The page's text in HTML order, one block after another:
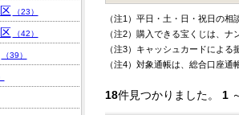
（注1）平日・土・日・祝日の
（注2）購入できる宝くじは、ナ
（注3）キャッシュカードによ
（注4）対象通帳は、総合口座
18件見つかりました。 1
（23）
（42）
（39）